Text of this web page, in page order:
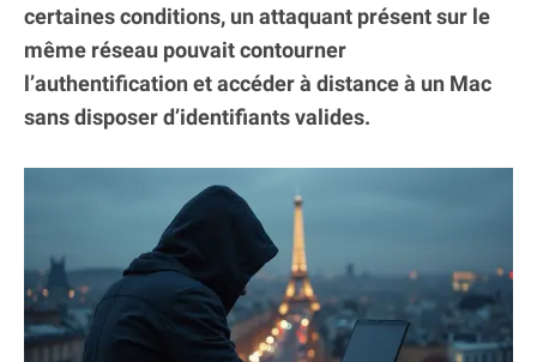
certaines conditions, un attaquant présent sur le
même réseau pouvait contourner
l’authentification et accéder à distance à un Mac
sans disposer d’identifiants valides.